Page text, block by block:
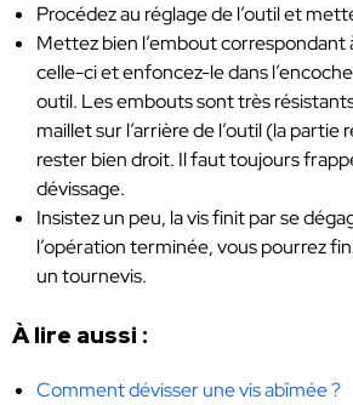
Procédez au réglage de l’outil et
Mettez bien l’embout correspondant
celle-ci et enfoncez-le dans
outil. Les embouts sont très
maillet sur l’arrière de l’outil (la partie
rester bien droit. Il faut toujours
dévissage.
Insistez un peu, la vis finit par se
l’opération terminée, vous pourrez
un tournevis.
À lire aussi :
Comment dévisser une vis abîmée ?